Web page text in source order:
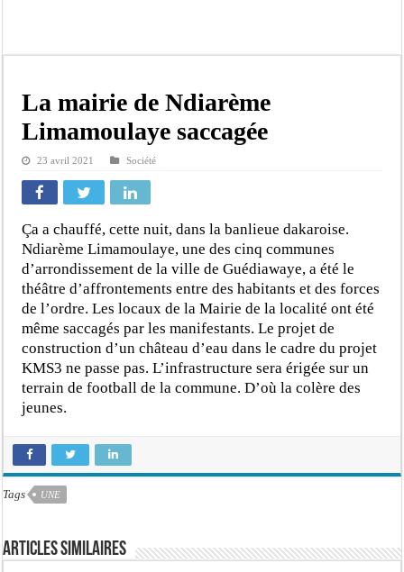
Aide aux ménages vulnérables : 92 976 ménages ciblés, 135 000 FCFA prévus
Secteur extractif au Sénégal : 303 milliards de FCFA de revenus générés par au
AfroBasket U18 masculin : le Sénégal domine le Rwanda et réussit son entrée
Fatick : Un carambolage entre trois véhicules fait deux blessés, dont un grave
Bilan Magal de Touba : 244 interpellations, 110 déferrements, 2,4 millions
La mairie de Ndiarème
Limamoulaye saccagée
23 avril 2021 Société
Ça a chauffé, cette nuit, dans la banlieue dakaroise.
Ndiarème Limamoulaye, une des cinq communes
d’arrondissement de la ville de Guédiawaye, a été le
théâtre d’affrontements entre des habitants et des forces
de l’ordre. Les locaux de la Mairie de la localité ont été
même saccagés par les manifestants. Le projet de
construction d’un château d’eau dans le cadre du projet
KMS3 ne passe pas. L’infrastructure sera érigée sur un
terrain de football de la commune. D’où la colère des
jeunes.
Tags UNE
Articles similaires